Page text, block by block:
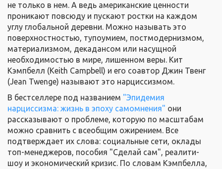
не только в нем. А ведь американские ценности
проникают повсюду и пускают ростки на каждом
углу глобальной деревни. Можно называть это
поверхностностью, тупоумием, постмодернизмом,
материализмом, декадансом или насущной
необходимостью в мире, лишенном веры. Кит
Кэмпбелл (Keith Campbell) и его соавтор Джин Твенг
(Jean Twenge) называют это нарциссизмом.
В бестселлере под названием "Эпидемия
нарциссизма: жизнь в эпоху самомнения" они
рассказывают о проблеме, которую по масштабам
можно сравнить с всеобщим ожирением. Все
подтверждает их слова: социальные сети, оклады
топ-менеджеров, пособия "Сделай сам", реалити-
шоу и экономический кризис. По словам Кэмпбелла,